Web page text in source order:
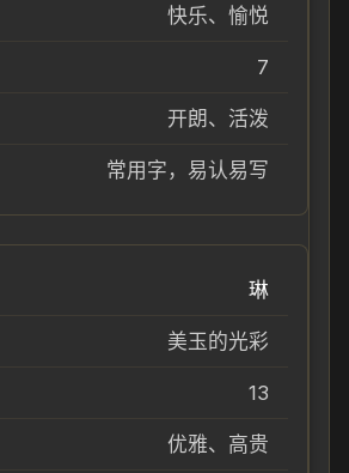
快乐、愉悦
7
开朗、活泼
常用字，易认易写
琳
美玉的光彩
13
优雅、高贵